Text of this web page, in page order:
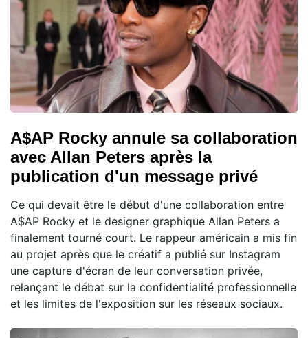
A$AP Rocky annule sa collaboration
avec Allan Peters après la
publication d'un message privé
Ce qui devait être le début d'une collaboration entre
A$AP Rocky et le designer graphique Allan Peters a
finalement tourné court. Le rappeur américain a mis fin
au projet après que le créatif a publié sur Instagram
une capture d'écran de leur conversation privée,
relançant le débat sur la confidentialité professionnelle
et les limites de l'exposition sur les réseaux sociaux.